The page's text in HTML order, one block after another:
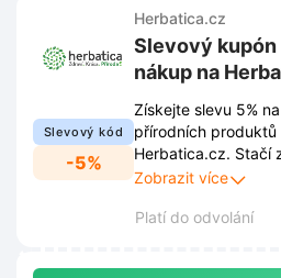
Slevový kód
-5%
Herbatica.cz
Slevový kupón
nákup na
Získejte slevu 5%
přírodních produktů
Herbatica.cz. Stačí
v košíku a částka
Zobrazit více
Platí do odvolání